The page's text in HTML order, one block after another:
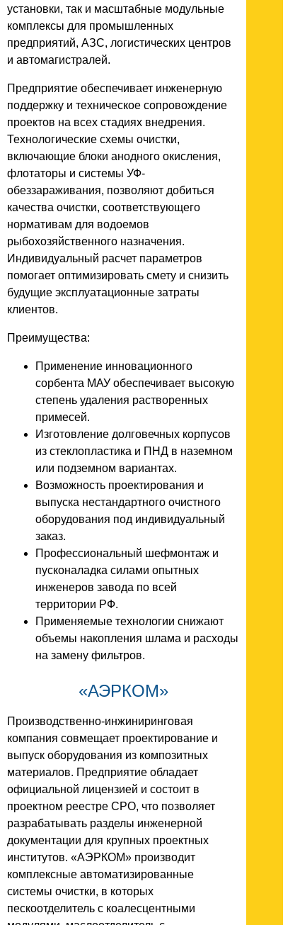
установки, так и масштабные модульные
комплексы для промышленных
предприятий, АЗС, логистических центров
и автомагистралей.
Предприятие обеспечивает инженерную
поддержку и техническое сопровождение
проектов на всех стадиях внедрения.
Технологические схемы очистки,
включающие блоки анодного окисления,
флотаторы и системы УФ-
обеззараживания, позволяют добиться
качества очистки, соответствующего
нормативам для водоемов
рыбохозяйственного назначения.
Индивидуальный расчет параметров
помогает оптимизировать смету и снизить
будущие эксплуатационные затраты
клиентов.
Преимущества:
Применение инновационного
сорбента МАУ обеспечивает высокую
степень удаления растворенных
примесей.
Изготовление долговечных корпусов
из стеклопластика и ПНД в наземном
или подземном вариантах.
Возможность проектирования и
выпуска нестандартного очистного
оборудования под индивидуальный
заказ.
Профессиональный шефмонтаж и
пусконаладка силами опытных
инженеров завода по всей
территории РФ.
Применяемые технологии снижают
объемы накопления шлама и расходы
на замену фильтров.
«АЭРКОМ»
Производственно-инжиниринговая
компания совмещает проектирование и
выпуск оборудования из композитных
материалов. Предприятие обладает
официальной лицензией и состоит в
проектном реестре СРО, что позволяет
разрабатывать разделы инженерной
документации для крупных проектных
институтов. «АЭРКОМ» производит
комплексные автоматизированные
системы очистки, в которых
пескоотделитель с коалесцентными